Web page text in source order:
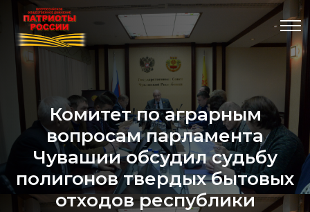
Комитет по аграрным
вопросам парламента
Чувашии обсудил судьбу
полигонов твердых бытовых
отходов республики